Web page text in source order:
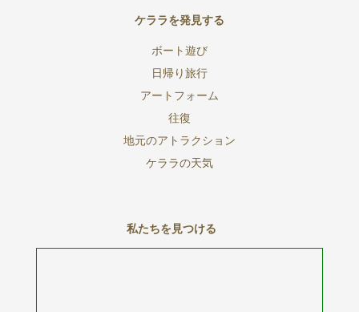
ケララを発見する
ボート遊び
日帰り旅行
アートフォーム
往復
地元のアトラクション
ケララの天気
私たちを見つける